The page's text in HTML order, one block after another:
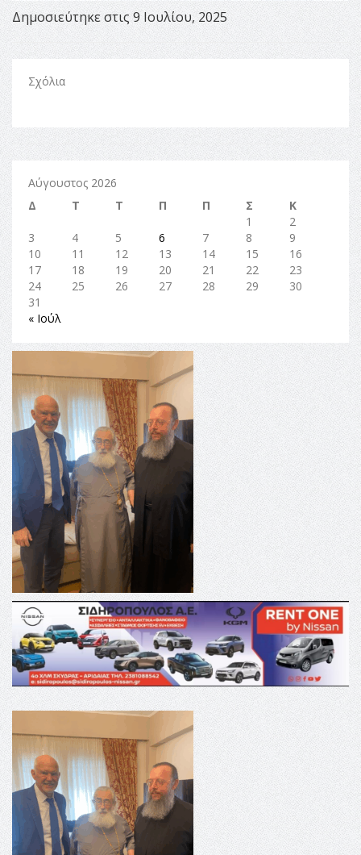
Δημοσιεύτηκε στις 9 Ιουλίου, 2025
Σχόλια
Αύγουστος 2026
Δ
Τ Τ Π Π Σ
Κ
1
2
3
4 5 6 7 8
9
10
11 12 13 14 15
16
17
18 19 20 21 22
23
24
25 26 27 28 29
30
31
« Ιούλ